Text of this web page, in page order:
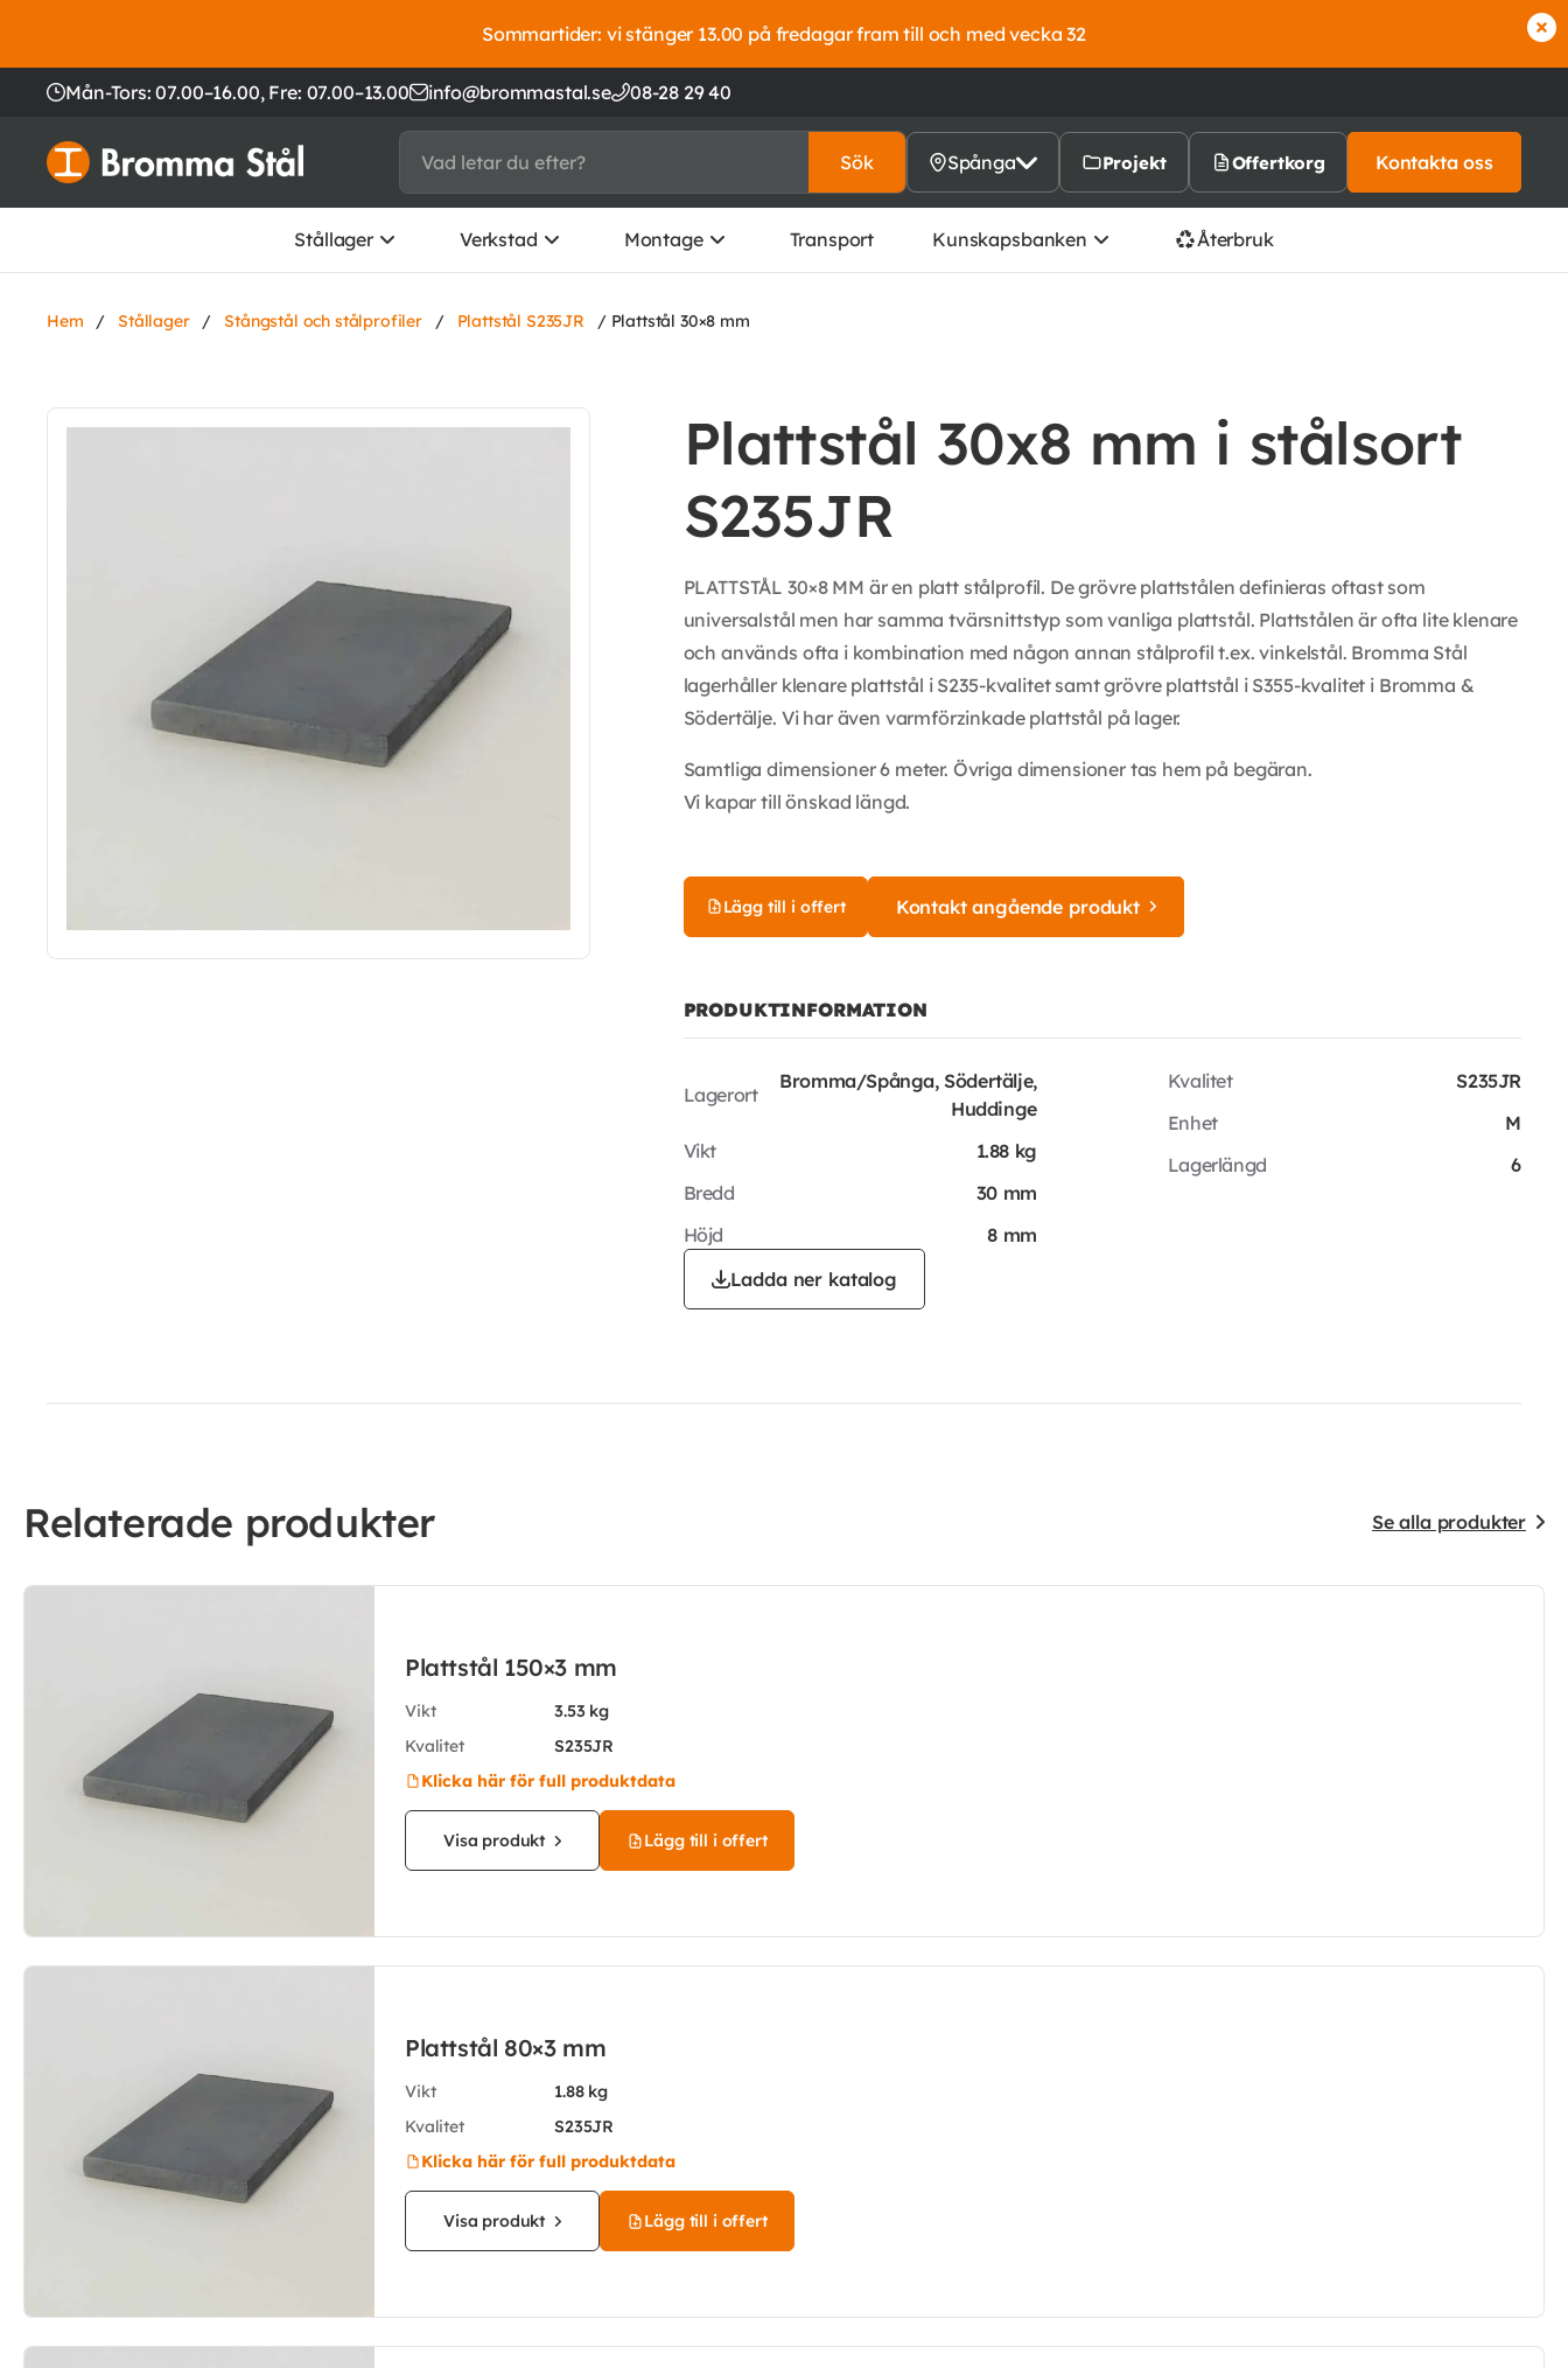
Sommartider: vi stänger 13.00 på fredagar fram till och med vecka 32
Mån-Tors: 07.00–16.00, Fre: 07.00–13.00 info@brommastal.se 08-28 29 40
Sök Spånga Projekt Offertkorg Kontakta oss
Stållager Verkstad Montage Transport Kunskapsbanken Återbruk
Hem / Stållager / Stångstål och stålprofiler / Plattstål S235JR / Plattstål 30×8 mm
Plattstål 30x8 mm i stålsort
S235JR
PLATTSTÅL 30×8 MM är en platt stålprofil. De grövre plattstålen definieras oftast som
universalstål men har samma tvärsnittstyp som vanliga plattstål. Plattstålen är ofta lite klenare
och används ofta i kombination med någon annan stålprofil t.ex. vinkelstål. Bromma Stål
lagerhåller klenare plattstål i S235-kvalitet samt grövre plattstål i S355-kvalitet i Bromma &
Södertälje. Vi har även varmförzinkade plattstål på lager.
Samtliga dimensioner 6 meter. Övriga dimensioner tas hem på begäran.
Vi kapar till önskad längd.
Lägg till i offert Kontakt angående produkt
PRODUKTINFORMATION
Lagerort
Bromma/Spånga, Södertälje,
Huddinge
Vikt
1.88 kg
Bredd
30 mm
Höjd
8 mm
Kvalitet
S235JR
Enhet
M
Lagerlängd
6
Ladda ner katalog
Relaterade produkter Se alla produkter
Plattstål 150×3 mm
Vikt
3.53 kg
Kvalitet
S235JR
Klicka här för full produktdata
Visa produkt Lägg till i offert
Plattstål 80×3 mm
Vikt
1.88 kg
Kvalitet
S235JR
Klicka här för full produktdata
Visa produkt Lägg till i offert